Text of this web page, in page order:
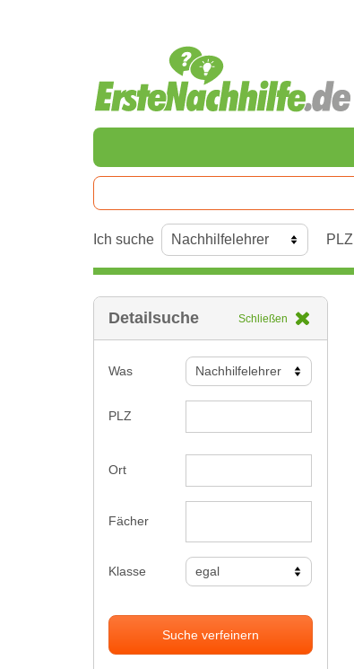
Ich suche PLZ
Detailsuche Schließen
Was
PLZ
Ort
Fächer
Klasse
Suche verfeinern